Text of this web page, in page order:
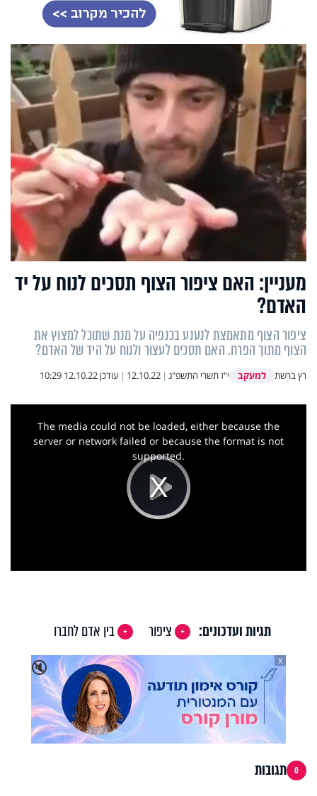
מעניין: האם ציפור הצוף תסכים לנוח על יד
האדם?
ציפור הצוף מתאמצת לנענע בכנפיה על מנת שתוכל למצוץ את
הצוף מתוך הפרח. האם תסכים לעצור ולנוח על היד של האדם?
רץ ברשת למעקב י"ז תשרי התשפ"ג |
12.10.22
| עודכן12.10.22 10:29
Play
This
The media could not be loaded, either because the
server or network failed or because the format is not
supported.
תגיות ועדכונים: ציפור
בין אדם לחברו
🔇
X
0 תגובות